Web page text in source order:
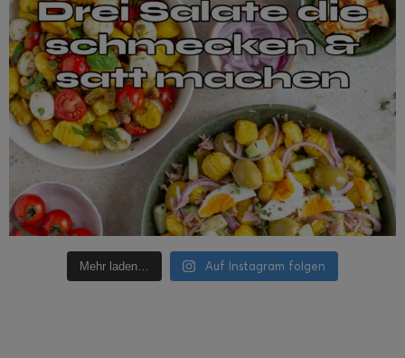
Mehr laden… Auf Instagram folgen